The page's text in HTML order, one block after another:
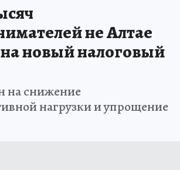
не Алтае
новый налоговый
на снижение
нагрузки и упрощение